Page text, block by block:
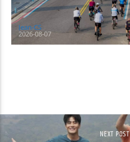
Jean-CS
2026-08-07
NEXT POST